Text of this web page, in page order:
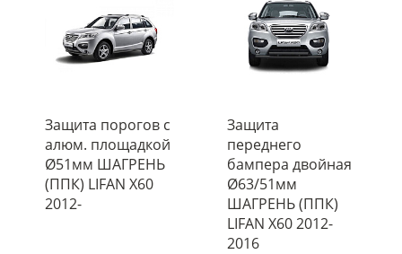
Защита порогов с
алюм. площадкой
Ø51мм ШАГРЕНЬ
(ППК) LIFAN X60
2012-
Защита
переднего
бампера двойная
Ø63/51мм
ШАГРЕНЬ (ППК)
LIFAN X60 2012-
2016